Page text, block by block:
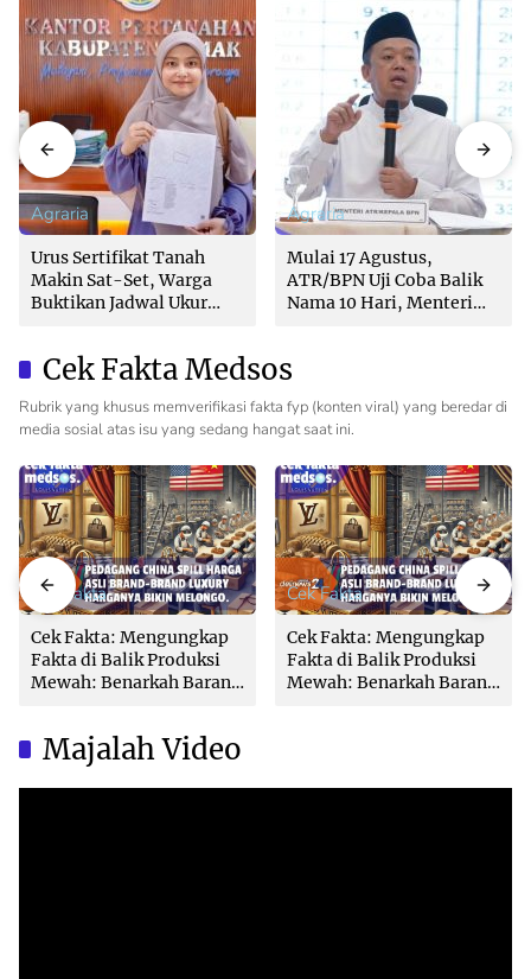
Agraria
Urus Sertifikat Tanah
Makin Sat-Set, Warga
Buktikan Jadwal Ukur
Agraria
Mulai 17 Agustus,
ATR/BPN Uji Coba Balik
Nama 10 Hari, Menteri
Cek Fakta Medsos
Rubrik yang khusus memverifikasi fakta fyp (konten viral) yang beredar di
media sosial atas isu yang sedang hangat saat ini.
Cek Fakta
Cek Fakta: Mengungkap
Fakta di Balik Produksi
Mewah: Benarkah Barang
Cek Fakta
Cek Fakta: Mengungkap
Fakta di Balik Produksi
Mewah: Benarkah Barang
Majalah Video